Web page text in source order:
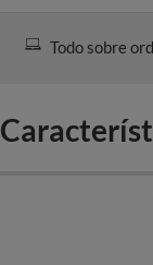
Todo sobre